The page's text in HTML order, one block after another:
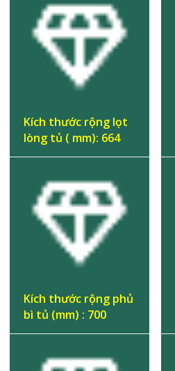
Kích thước rộng lọt
lòng tủ ( mm): 664
Kích thước rộng phủ
bì tủ (mm) : 700